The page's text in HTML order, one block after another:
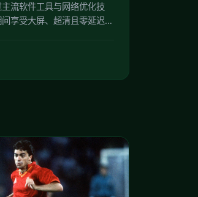
流软件工具与网络优化技
享受大屏、超清且零延迟的